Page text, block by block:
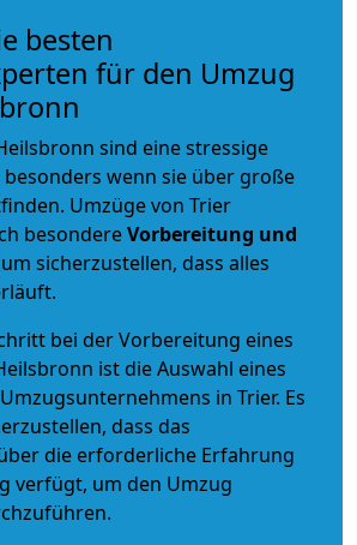
besten
für den Umzug
sind eine stressige
wenn sie über große
Umzüge von Trier
besondereVorbereitung und
sicherzustellen, dass alles
bei der Vorbereitung eines
ist die Auswahl eines
Umzugsunternehmens in Trier. Es
dass das
die erforderliche Erfahrung
verfügt, um den Umzug